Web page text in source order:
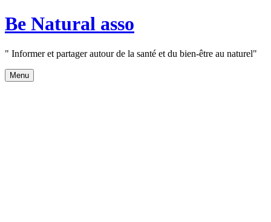
Aller
au
Be Natural asso
" Informer et partager autour de la santé et du bien-être au naturel"
Menu